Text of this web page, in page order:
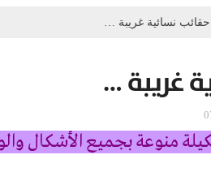
حقائب نسائية غريبة …
غريبة …
منوعة بجميع الأشكال